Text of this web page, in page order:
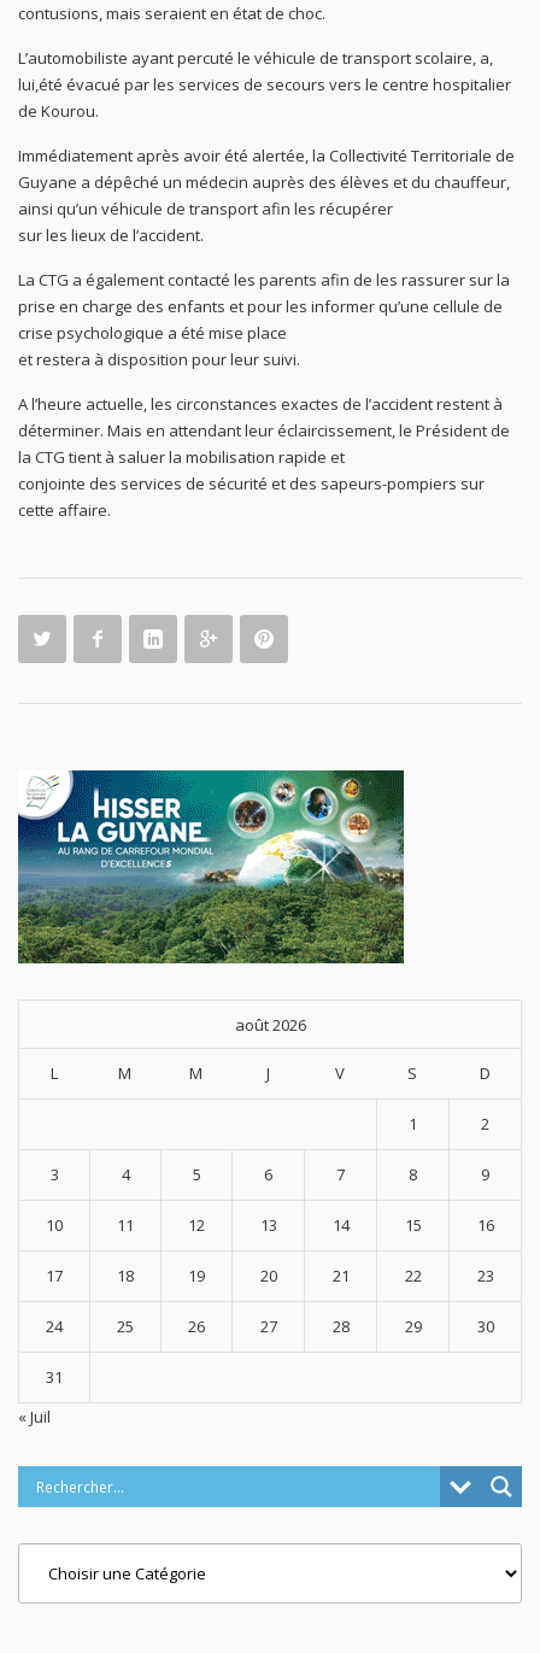
contusions, mais seraient en état de choc.
L’automobiliste ayant percuté le véhicule de transport scolaire, a,
lui,été évacué par les services de secours vers le centre hospitalier
de Kourou.
Immédiatement après avoir été alertée, la Collectivité Territoriale de
Guyane a dépêché un médecin auprès des élèves et du chauffeur,
ainsi qu’un véhicule de transport afin les récupérer
sur les lieux de l’accident.
La CTG a également contacté les parents afin de les rassurer sur la
prise en charge des enfants et pour les informer qu’une cellule de
crise psychologique a été mise place
et restera à disposition pour leur suivi.
A l’heure actuelle, les circonstances exactes de l’accident restent à
déterminer. Mais en attendant leur éclaircissement, le Président de
la CTG tient à saluer la mobilisation rapide et
conjointe des services de sécurité et des sapeurs-pompiers sur
cette affaire.
août 2026
L M M J V S D
1 2
3 4 5 6 7 8 9
10 11 12 13 14 15 16
17 18 19 20 21 22 23
24 25 26 27 28 29 30
31
« Juil